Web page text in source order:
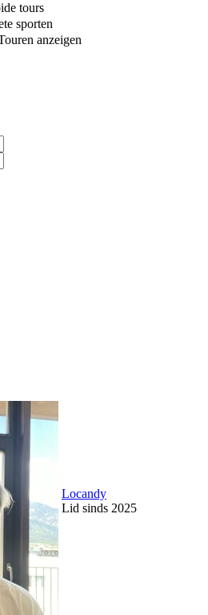
tours
sporten
anzeigen
Locandy
Lid sinds 2025